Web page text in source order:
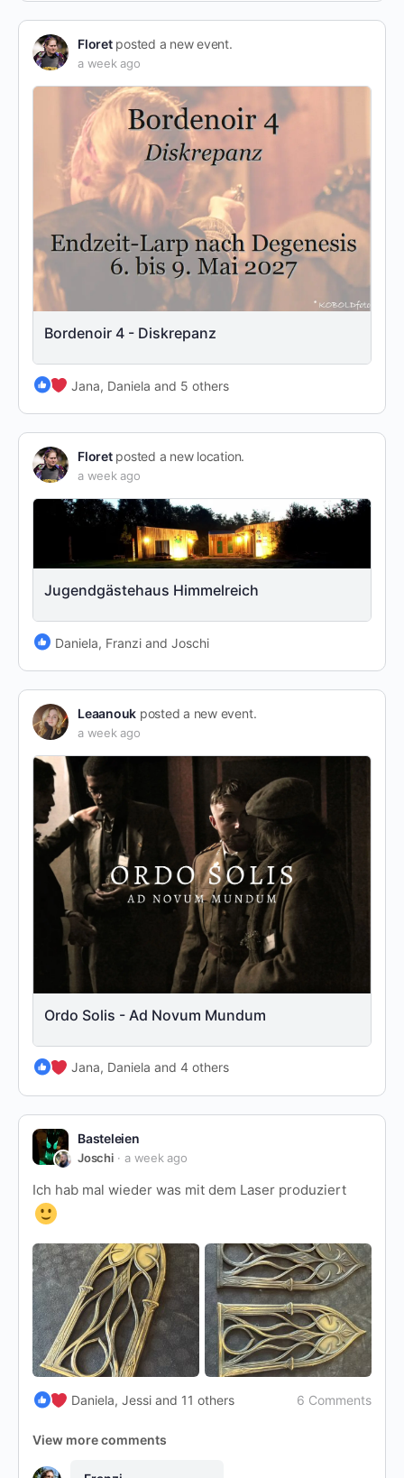
Floretposted a new event.
a week ago
Bordenoir 4 - Diskrepanz
Jana, Daniela and 5 others
Floretposted a new location.
a week ago
Jugendgästehaus Himmelreich
Daniela, Franzi and Joschi
Leaanouk posted a new event.
a week ago
Ordo Solis - Ad Novum Mundum
Jana, Daniela and 4 others
Basteleien
Joschi a week ago
Ich hab mal wieder was mit dem Laser produziert
Daniela, Jessi and 11 others 6 Comments
View more comments